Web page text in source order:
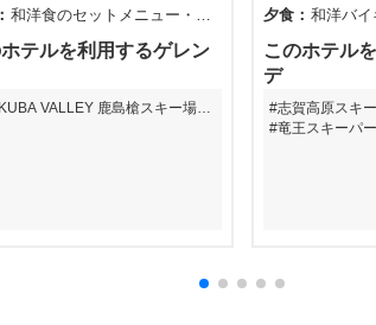
和洋食のセットメニュー
テルを利用するゲレン
VALLEY 鹿島槍スキー場フ
夕食
和洋バイ
このホテル
デ
志賀高原スキ
竜王スキーパ